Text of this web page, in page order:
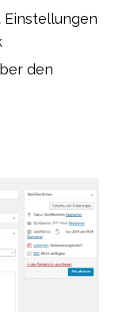
den
5